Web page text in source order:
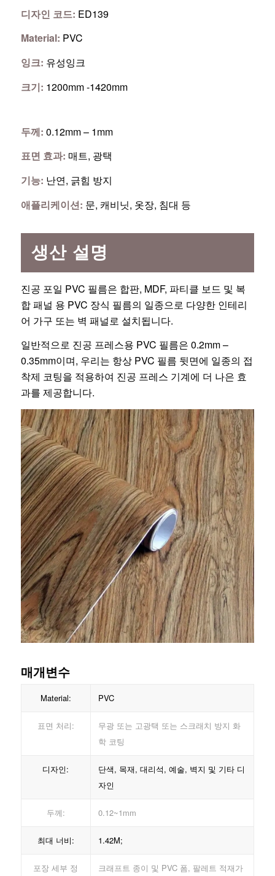
디자인 코드: ED139
Material: PVC
잉크: 유성잉크
크기: 1200mm -1420mm
두께: 0.12mm – 1mm
표면 효과: 매트, 광택
기능: 난연, 긁힘 방지
애플리케이션: 문, 캐비닛, 옷장, 침대 등
생산 설명
진공 포일 PVC 필름은 합판, MDF, 파티클 보드 및 복
합 패널 용 PVC 장식 필름의 일종으로 다양한 인테리
어 가구 또는 벽 패널로 설치됩니다.
일반적으로 진공 프레스용 PVC 필름은 0.2mm –
0.35mm이며, 우리는 항상 PVC 필름 뒷면에 일종의 접
착제 코팅을 적용하여 진공 프레스 기계에 더 나은 효
과를 제공합니다.
매개변수
Material: PVC
표면 처리:
무광 또는 고광택 또는 스크래치 방지 화
학 코팅
디자인:
단색, 목재, 대리석, 예술, 벽지 및 기타 디
자인
두께: 0.12~1mm
최대 너비: 1.42M;
포장 세부 정 크래프트 종이 및 PVC 폼, 팔레트 적재가